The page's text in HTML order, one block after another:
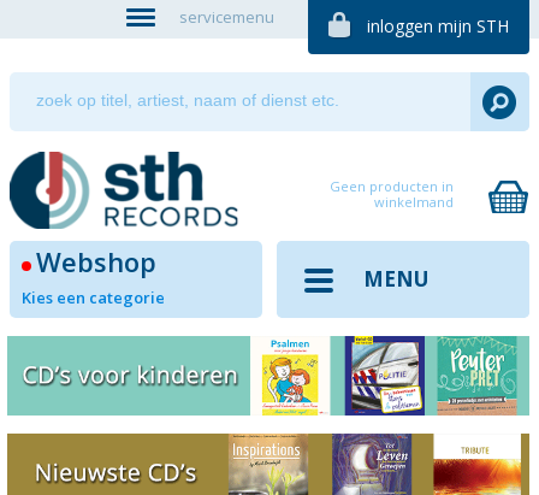
servicemenu inloggen mijn STH
Geen producten in
winkelmand
Webshop
Kies een categorie
MENU